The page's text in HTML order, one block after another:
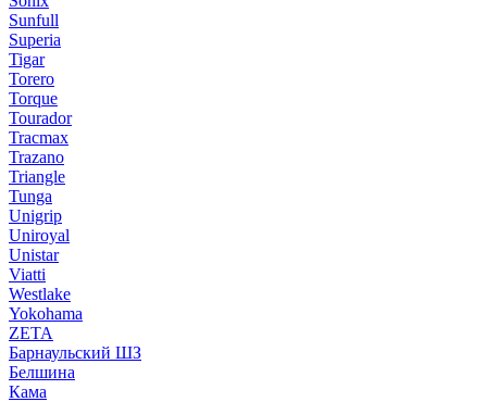
Sunfull
Superia
Tigar
Torero
Torque
Tourador
Tracmax
Trazano
Triangle
Tunga
Unigrip
Uniroyal
Unistar
Viatti
Westlake
Yokohama
ZETA
Барнаульский ШЗ
Белшина
Кама